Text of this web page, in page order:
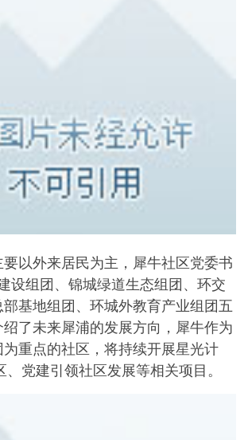
以外来居民为主，犀牛社区党委书
设组团、锦城绿道生态组团、环交
基地组团、环城外教育产业组团五
了未来犀浦的发展方向，犀牛作为
重点的社区，将持续开展星光计
党建引领社区发展等相关项目。